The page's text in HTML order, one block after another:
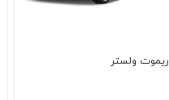
ریموت ولستر